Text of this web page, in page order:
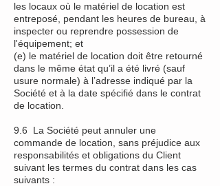
les locaux où le matériel de location est
entreposé, pendant les heures de bureau, à
inspecter ou reprendre possession de
l'équipement; et
(e) le matériel de location doit être retourné
dans le même état qu’il a été livré (sauf
usure normale) à l’adresse indiqué par la
Société et à la date spécifié dans le contrat
de location.
9.6 La Société peut annuler une
commande de location, sans préjudice aux
responsabilités et obligations du Client
suivant les termes du contrat dans les cas
suivants :